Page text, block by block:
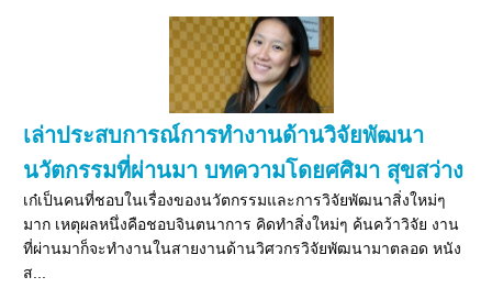
เล่าประสบการณ์การทำงานด้านวิจัยพัฒนา
นวัตกรรมที่ผ่านมา บทความโดยศศิมา สุขสว่าง
เก๋เป็นคนที่ชอบในเรื่องของนวัตกรรมและการวิจัยพัฒนาสิ่งใหม่ๆ
มาก เหตุผลหนึ่งคือชอบจินตนาการ คิดทำสิ่งใหม่ๆ ค้นคว้าวิจัย งาน
ที่ผ่านมาก็จะทำงานในสายงานด้านวิศวกรวิจัยพัฒนามาตลอด หนัง
ส...